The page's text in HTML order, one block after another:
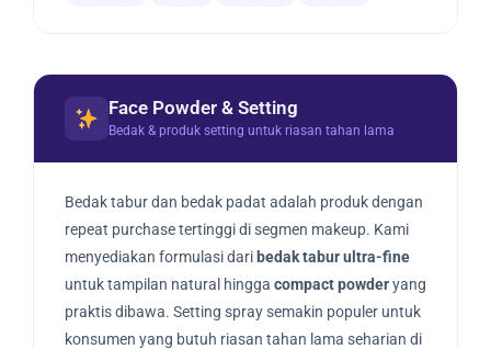
Face Powder & Setting
Bedak & produk setting untuk riasan tahan lama
Bedak tabur dan bedak padat adalah produk dengan
repeat purchase tertinggi di segmen makeup. Kami
menyediakan formulasi dari bedak tabur ultra-fine
untuk tampilan natural hingga compact powderyang
praktis dibawa. Setting spray semakin populer untuk
konsumen yang butuh riasan tahan lama seharian di